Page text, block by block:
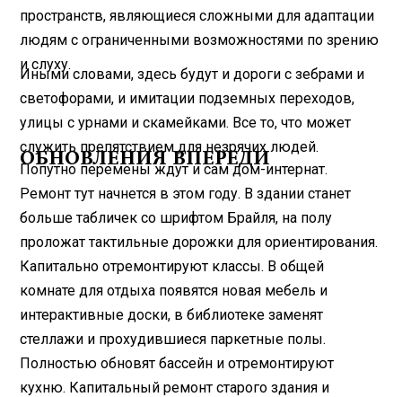
пространств, являющиеся сложными для адаптации
людям с ограниченными возможностями по зрению
и слуху.
Иными словами, здесь будут и дороги с зебрами и
светофорами, и имитации подземных переходов,
улицы с урнами и скамейками. Все то, что может
служить препятствием для незрячих людей.
ОБНОВЛЕНИЯ ВПЕРЕДИ
Попутно перемены ждут и сам дом-интернат.
Ремонт тут начнется в этом году. В здании станет
больше табличек со шрифтом Брайля, на полу
проложат тактильные дорожки для ориентирования.
Капитально отремонтируют классы. В общей
комнате для отдыха появятся новая мебель и
интерактивные доски, в библиотеке заменят
стеллажи и прохудившиеся паркетные полы.
Полностью обновят бассейн и отремонтируют
кухню. Капитальный ремонт старого здания и